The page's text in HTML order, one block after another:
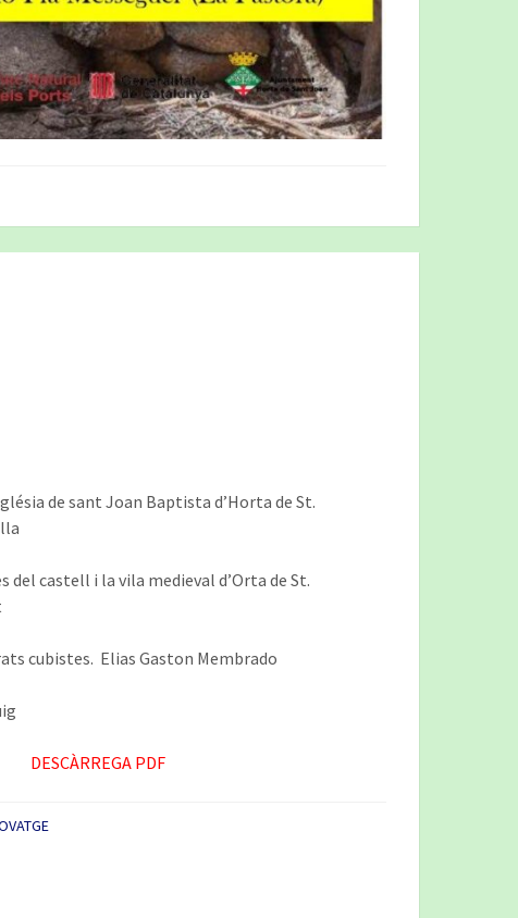
de sant Joan Baptista d’Horta de St.
del castell i la vila medieval d’Orta de St.
cubistes. Elias Gaston Membrado
DESCÀRREGA PDF